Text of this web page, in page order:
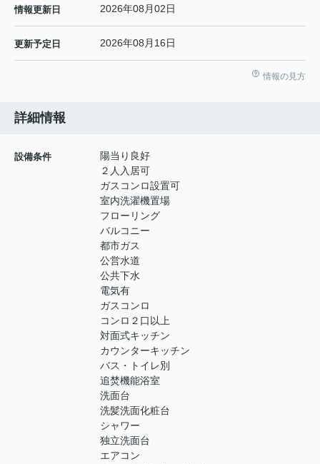
情報更新日 2026年08月02日
更新予定日 2026年08月16日
情報の見方
詳細情報
設備条件
陽当り良好
２人入居可
ガスコンロ設置可
室内洗濯機置場
フローリング
バルコニー
都市ガス
公営水道
公共下水
電気有
ガスコンロ
コンロ２口以上
対面式キッチン
カウンターキッチン
バス・トイレ別
追焚機能浴室
洗面台
洗髪洗面化粧台
シャワー
独立洗面台
エアコン